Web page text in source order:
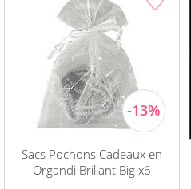
Sacs Pochons Cadeaux en
Organdi Brillant Big x6